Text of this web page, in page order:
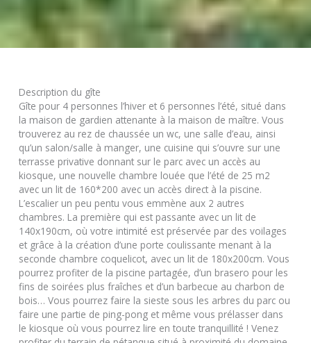
Description du gîte
Gîte pour 4 personnes l’hiver et 6 personnes l’été, situé dans
la maison de gardien attenante à la maison de maître. Vous
trouverez au rez de chaussée un wc, une salle d’eau, ainsi
qu’un salon/salle à manger, une cuisine qui s’ouvre sur une
terrasse privative donnant sur le parc avec un accès au
kiosque, une nouvelle chambre louée que l’été de 25 m2
avec un lit de 160*200 avec un accès direct à la piscine.
L’escalier un peu pentu vous emmène aux 2 autres
chambres. La première qui est passante avec un lit de
140x190cm, où votre intimité est préservée par des voilages
et grâce à la création d’une porte coulissante menant à la
seconde chambre coquelicot, avec un lit de 180x200cm. Vous
pourrez profiter de la piscine partagée, d’un brasero pour les
fins de soirées plus fraîches et d’un barbecue au charbon de
bois… Vous pourrez faire la sieste sous les arbres du parc ou
faire une partie de ping-pong et même vous prélasser dans
le kiosque où vous pourrez lire en toute tranquillité ! Venez